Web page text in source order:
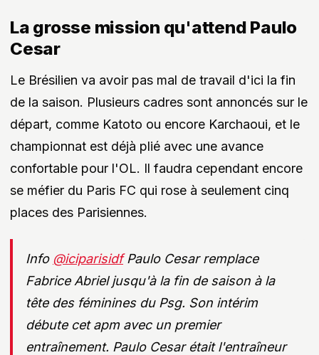
La grosse mission qu'attend Paulo
Cesar
Le Brésilien va avoir pas mal de travail d'ici la fin
de la saison. Plusieurs cadres sont annoncés sur le
départ, comme Katoto ou encore Karchaoui, et le
championnat est déjà plié avec une avance
confortable pour l'OL. Il faudra cependant encore
se méfier du Paris FC qui rose à seulement cinq
places des Parisiennes.
Info @iciparisidfPaulo Cesar remplace
Fabrice Abriel jusqu'à la fin de saison à la
tête des féminines du Psg. Son intérim
débute cet apm avec un premier
entraînement. Paulo Cesar était l'entraîneur